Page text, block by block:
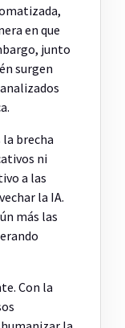
en que
junto
surgen
la brecha
ni
a las
la IA.
más las
Con la